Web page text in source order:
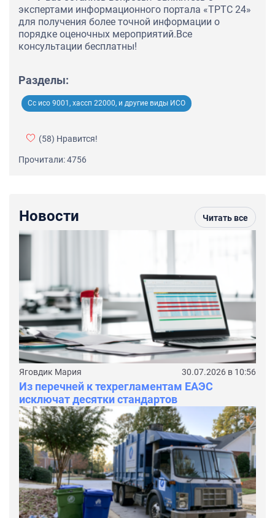
экспертами информационного портала «ТРТС 24»
для получения более точной информации о
порядке оценочных мероприятий.Все
консультации бесплатны!
Разделы:
Сс исо 9001, хассп 22000, и другие виды ИСО
(58) Нравится!
Прочитали: 4756
Новости Читать все
Яговдик Мария 30.07.2026 в 10:56
Из перечней к техрегламентам ЕАЭС
исключат десятки стандартов